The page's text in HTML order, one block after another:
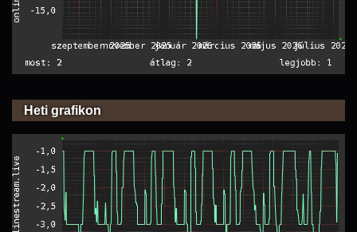
Heti grafikon